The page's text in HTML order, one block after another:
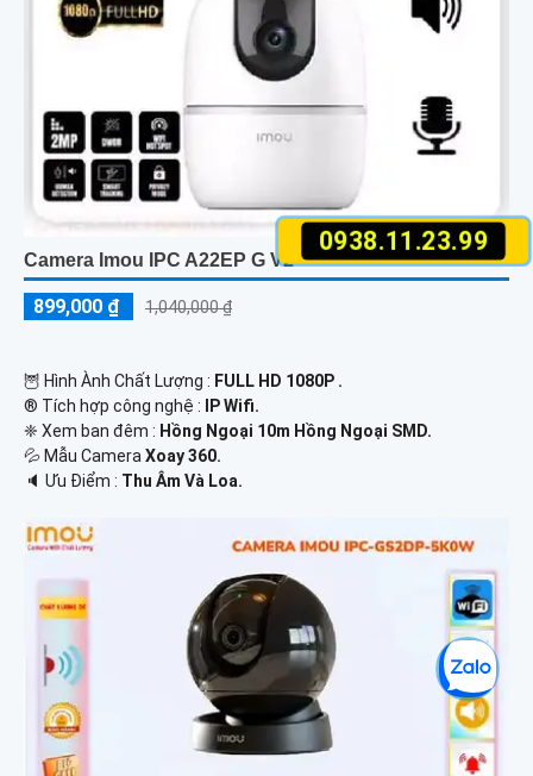
0938.11.23.99
Camera Imou IPC A22EP G V2
899,000 ₫ 1,040,000 ₫
🦉 Hình Ành Chất Lượng : FULL HD 1080P .
®️ Tích hợp công nghệ :
IP Wifi.
❈ Xem ban đêm : Hồng Ngoại 10m Hồng Ngoại SMD.
💦 Mẫu Camera Xoay 360.
️🔈 Ưu Điểm : Thu Âm Và Loa.